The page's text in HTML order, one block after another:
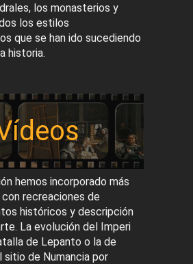
los monasterios y
los estilos
que se han ido sucediendo
historia.
hemos incorporado más
recreaciones de
históricos y descripción
La evolución del Imperi
de Lepanto o la de
sitio de Numancia por